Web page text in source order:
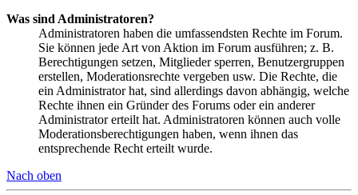
Was sind Administratoren?
Administratoren haben die umfassendsten Rechte im Forum.
Sie können jede Art von Aktion im Forum ausführen; z. B.
Berechtigungen setzen, Mitglieder sperren, Benutzergruppen
erstellen, Moderationsrechte vergeben usw. Die Rechte, die
ein Administrator hat, sind allerdings davon abhängig, welche
Rechte ihnen ein Gründer des Forums oder ein anderer
Administrator erteilt hat. Administratoren können auch volle
Moderationsberechtigungen haben, wenn ihnen das
entsprechende Recht erteilt wurde.
Nach oben